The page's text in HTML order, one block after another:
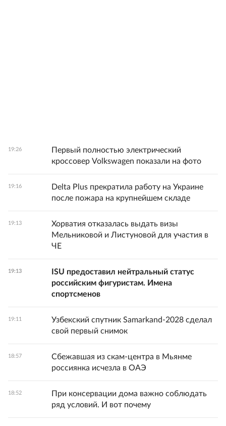
19:26
Первый полностью электрический
кроссовер Volkswagen показали на фото
19:16
Delta Plus прекратила работу на Украине
после пожара на крупнейшем складе
19:13
Хорватия отказалась выдать визы
Мельниковой и Листуновой для участия в
ЧЕ
19:13
ISU предоставил нейтральный статус
российским фигуристам. Имена
спортсменов
19:11
Узбекский спутник Samarkand-2028 сделал
свой первый снимок
18:57
Сбежавшая из скам-центра в Мьянме
россиянка исчезла в ОАЭ
18:52
При консервации дома важно соблюдать
ряд условий. И вот почему